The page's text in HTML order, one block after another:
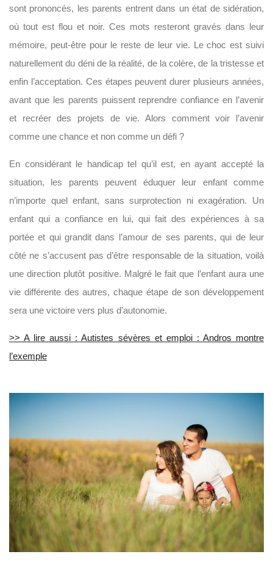
sont prononcés, les parents entrent dans un état de sidération,
où tout est flou et noir. Ces mots resteront gravés dans leur
mémoire, peut-être pour le reste de leur vie. Le choc est suivi
naturellement du déni de la réalité, de la colère, de la tristesse et
enfin l’acceptation. Ces étapes peuvent durer plusieurs années,
avant que les parents puissent reprendre confiance en l’avenir
et recréer des projets de vie. Alors comment voir l’avenir
comme une chance et non comme un défi ?
En considérant le handicap tel qu’il est, en ayant accepté la
situation, les parents peuvent éduquer leur enfant comme
n’importe quel enfant, sans surprotection ni exagération. Un
enfant qui a confiance en lui, qui fait des expériences à sa
portée et qui grandit dans l’amour de ses parents, qui de leur
côté ne s’accusent pas d’être responsable de la situation, voilà
une direction plutôt positive. Malgré le fait que l’enfant aura une
vie différente des autres, chaque étape de son développement
sera une victoire vers plus d’autonomie.
>> A lire aussi : Autistes sévères et emploi : Andros montre
l’exemple